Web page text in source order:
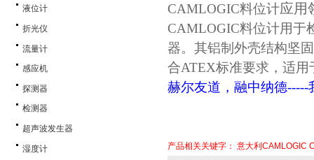
液位计
折光仪
流量计
感应机
探测器
检测器
超声波发生器
湿度计
CAMLOGIC料位计应用
CAMLOGIC料位计用于
器。其铝制外壳结构坚
合ATEX标准要求，适
赫尔友道，融中纳德-----
产品相关关键字： 意大利CAMLOGIC